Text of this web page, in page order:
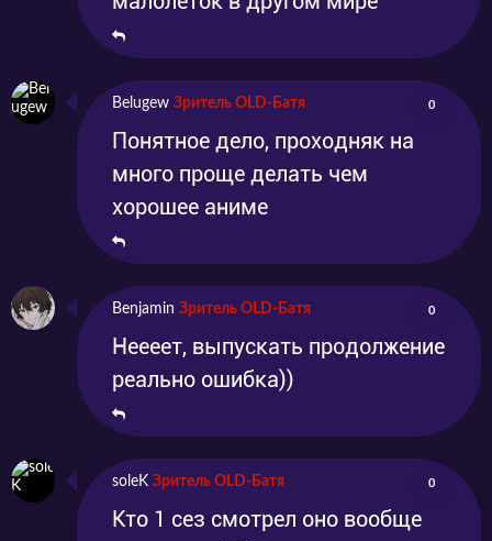
тихий и замкнутый Харука становится
сильнее и смелее.
Belugew Зритель OLD-Батя 0
Понятное дело, проходняк на
много проще делать чем
хорошее аниме
Benjamin Зритель OLD-Батя 0
Неееет, выпускать продолжение
реально ошибка))
soleK Зритель OLD-Батя 0
Кто 1 сез смотрел оно вообще